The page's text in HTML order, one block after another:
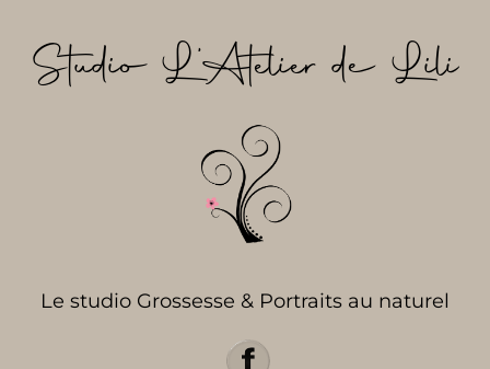
contenu
Studio L’Atelier de Lili
Le studio Grossesse & Portraits au naturel